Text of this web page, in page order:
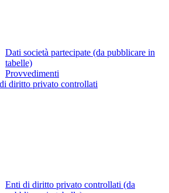
Dati società partecipate (da pubblicare in
tabelle)
Provvedimenti
diritto privato controllati
Enti di diritto privato controllati (da